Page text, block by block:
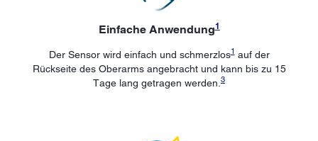
Einfache Anwendung1
Der Sensor wird einfach und schmerzlos1auf der
Rückseite des Oberarms angebracht und kann bis zu 15
Tage lang getragen werden. 3